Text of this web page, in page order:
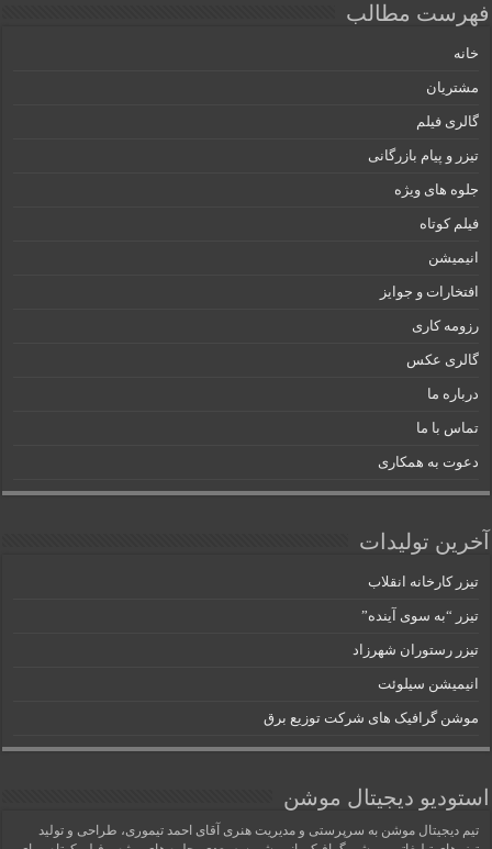
فهرست مطالب
خانه
مشتریان
گالری فیلم
تیزر و پیام بازرگانی
جلوه های ویژه
فیلم کوتاه
انیمیشن
افتخارات و جوایز
رزومه کاری
گالری عکس
درباره ما
تماس با ما
دعوت به همکاری
آخرین تولیدات
تیزر کارخانه انقلاب
تیزر “به سوی آینده”
تیزر رستوران شهرزاد
انیمیشن سیلوئت
موشن گرافیک های شرکت توزیع برق
استودیو دیجیتال موشن
تیم دیجیتال موشن به سرپرستی و مدیریت هنری آقای احمد تیموری، طراحی و تولید